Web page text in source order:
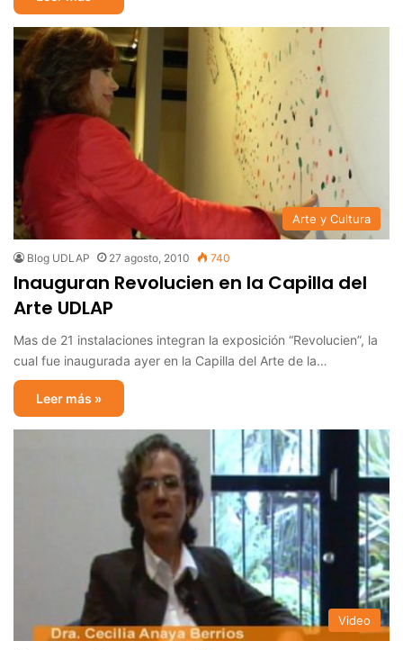
Arte y Cultura
Blog UDLAP 27 agosto, 2010 740
Inauguran Revolucien en la Capilla del
Arte UDLAP
Mas de 21 instalaciones integran la exposición “Revolucien”, la
cual fue inaugurada ayer en la Capilla del Arte de la…
Leer más »
Video